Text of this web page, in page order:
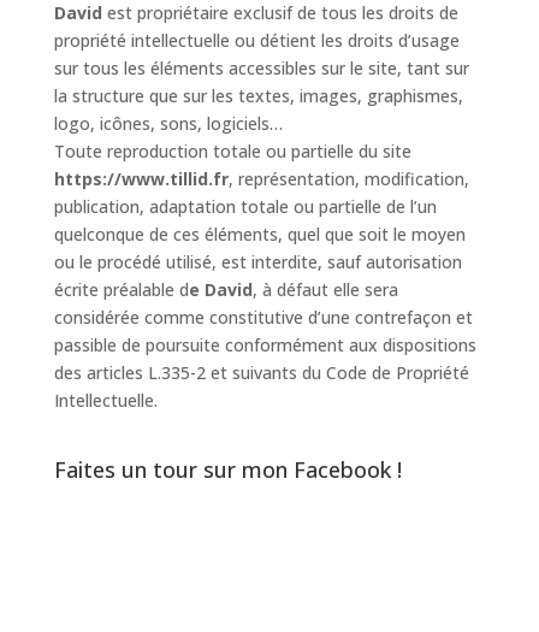
David est propriétaire exclusif de tous les droits de
propriété intellectuelle ou détient les droits d’usage
sur tous les éléments accessibles sur le site, tant sur
la structure que sur les textes, images, graphismes,
logo, icônes, sons, logiciels…
Toute reproduction totale ou partielle du site
https://www.tillid.fr, représentation, modification,
publication, adaptation totale ou partielle de l’un
quelconque de ces éléments, quel que soit le moyen
ou le procédé utilisé, est interdite, sauf autorisation
écrite préalable de David, à défaut elle sera
considérée comme constitutive d’une contrefaçon et
passible de poursuite conformément aux dispositions
des articles L.335-2 et suivants du Code de Propriété
Intellectuelle.
Faites un tour sur mon Facebook !